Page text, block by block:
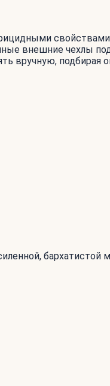
внешние чехлы
вручную, подбирая
бархатистой